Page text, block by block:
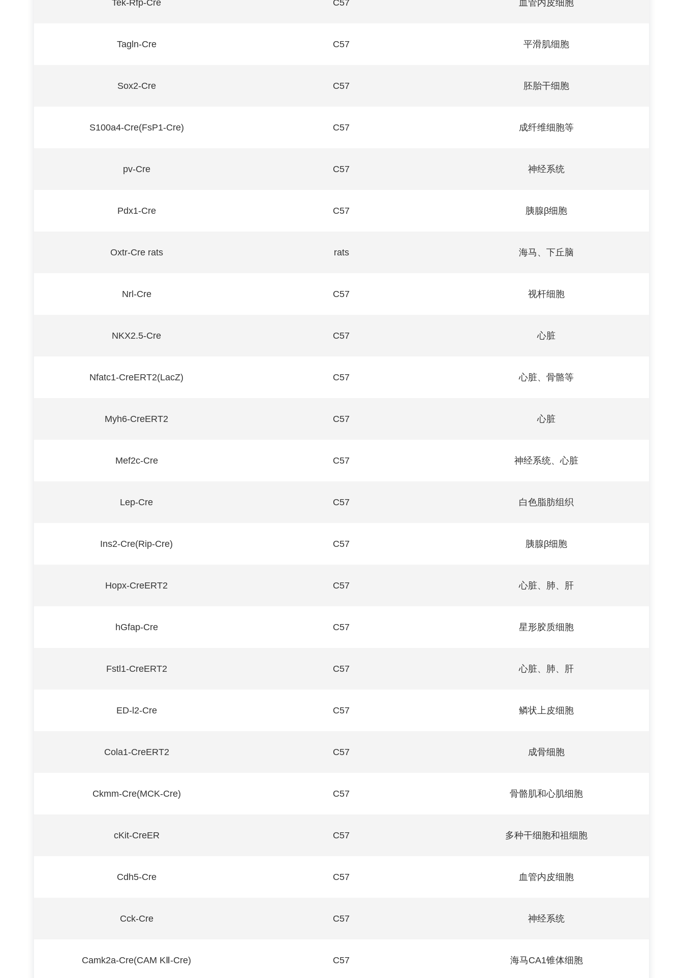
Tek-Rfp-Cre C57 血管内皮细胞
Tagln-Cre C57 平滑肌细胞
Sox2-Cre C57 胚胎干细胞
S100a4-Cre(FsP1-Cre) C57 成纤维细胞等
pv-Cre C57 神经系统
Pdx1-Cre C57 胰腺β细胞
Oxtr-Cre rats rats 海马、下丘脑
Nrl-Cre C57 视杆细胞
NKX2.5-Cre C57 心脏
Nfatc1-CreERT2(LacZ) C57 心脏、骨骼等
Myh6-CreERT2 C57 心脏
Mef2c-Cre C57 神经系统、心脏
Lep-Cre C57 白色脂肪组织
Ins2-Cre(Rip-Cre) C57 胰腺β细胞
Hopx-CreERT2 C57 心脏、肺、肝
hGfap-Cre C57 星形胶质细胞
Fstl1-CreERT2 C57 心脏、肺、肝
ED-l2-Cre C57 鳞状上皮细胞
Cola1-CreERT2 C57 成骨细胞
Ckmm-Cre(MCK-Cre) C57 骨骼肌和心肌细胞
cKit-CreER C57 多种干细胞和祖细胞
Cdh5-Cre C57 血管内皮细胞
Cck-Cre C57 神经系统
Camk2a-Cre(CAM KⅡ-Cre) C57 海马CA1锥体细胞